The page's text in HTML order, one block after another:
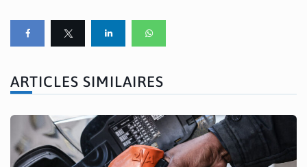
ARTICLES SIMILAIRES